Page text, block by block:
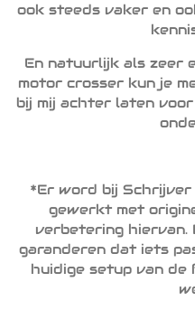
ook steeds vaker en
En natuurlijk als zeer
motor crosser kun je
bij mij achter laten
*Er word bij
gewerkt met
verbetering
garanderen dat iets
huidige setup van